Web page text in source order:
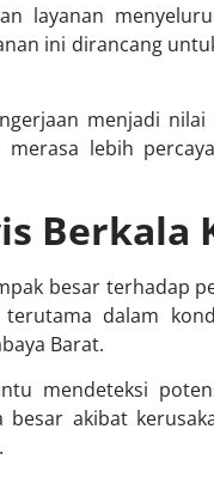
layanan
ini dirancang
menjadi
lebih
Berkala
besar terhadap
dalam
Barat.
mendeteksi
akibat